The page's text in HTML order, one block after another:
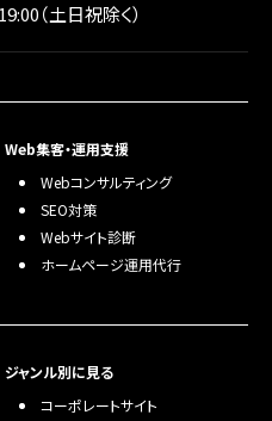
（土日祝除く）
Web集客・運用支援
Webコンサルティング
SEO対策
Webサイト診断
ホームページ運用代行
ジャンル別に見る
コーポレートサイト